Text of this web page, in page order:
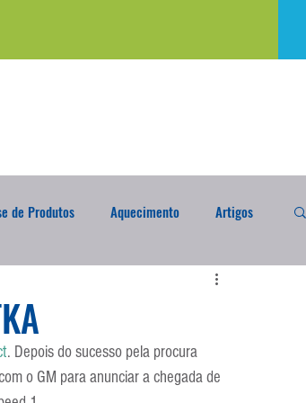
de Produtos Aquecimento Artigos
Compra Exterior
DVD Encaixada Enquete
. Depois do sucesso pela procura
o GM para anunciar a chegada de